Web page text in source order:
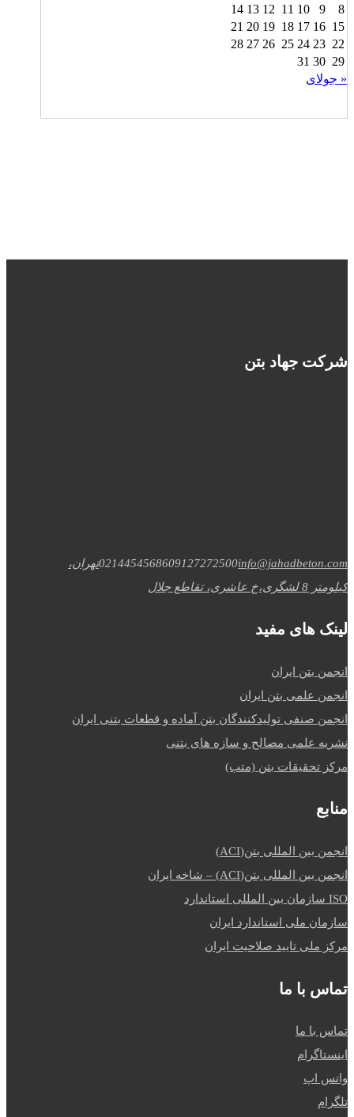
8
9
10
11
12
13
14
15
16
17
18
19
20
21
22
23
24
25
26
27
28
29
30
31
« جولای
شرکت جهاد بتن
0214454568609127272500info@jahadbeton.com
تهران،
کیلومتر 8 لشگری،خ عاشری، تقاطع جلال
لینک های مفید
انجمن بتن ایران
انجمن علمی بتن ایران
انجمن صنفی تولیدکنندگان بتن آماده و قطعات بتنی ایران
نشریه علمی مصالح و سازه های بتنی
مرکز تحقیقات بتن (متب)
منابع
انجمن بین المللی بتن(ACI)
انجمن بین المللی بتن(ACI) – شاخه ایران
ISO سازمان بین المللی استاندارد
سازمان ملی استاندارد ایران
مرکز ملی تایید صلاحیت ایران
تماس با ما
تماس با ما
اینستاگرام
واتس اپ
تلگرام